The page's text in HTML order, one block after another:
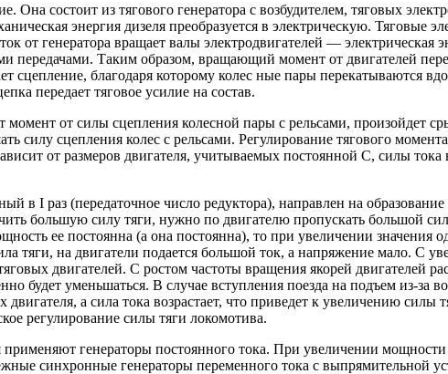
Она состоит из тягового генератора с возбудителем, тяговых
энергия дизеля преобразуется в электрическую. Тяговые
от генератора вращает валы электродвигателей —
передачами. Таким образом, вращающий момент от двигателей
сцепление, благодаря которому колес ные пары перекатываются
передает тяговое усилие на состав.
от силы сцепления колесной пары с рельсами, произойдет
силу сцепления колес с рельсами. Регулирование тягового
от размеров двигателя, учитываемых постоянной С, силы
в I раз (передаточное число редуктора), направлен на
большую силу тяги, нужно по двигателю пропускать большой
ее постоянна (а она постоянна), то при увеличении значения
тяги, на двигатели подается большой ток, а напряжение мало. С
двигателей. С ростом частоты вращения якорей двигателей
будет уменьшаться. В случае вступления поезда на подъем из-за
а сила тока возрастает, что приведет к увеличению
регулирование силы тяги локомотива.
генераторы постоянного тока. При увеличении
синхронные генераторы переменного тока с выпрямительной